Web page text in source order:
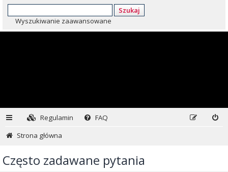
Szukaj
Wyszukiwanie zaawansowane
Regulamin
FAQ
Strona główna
Często zadawane pytania